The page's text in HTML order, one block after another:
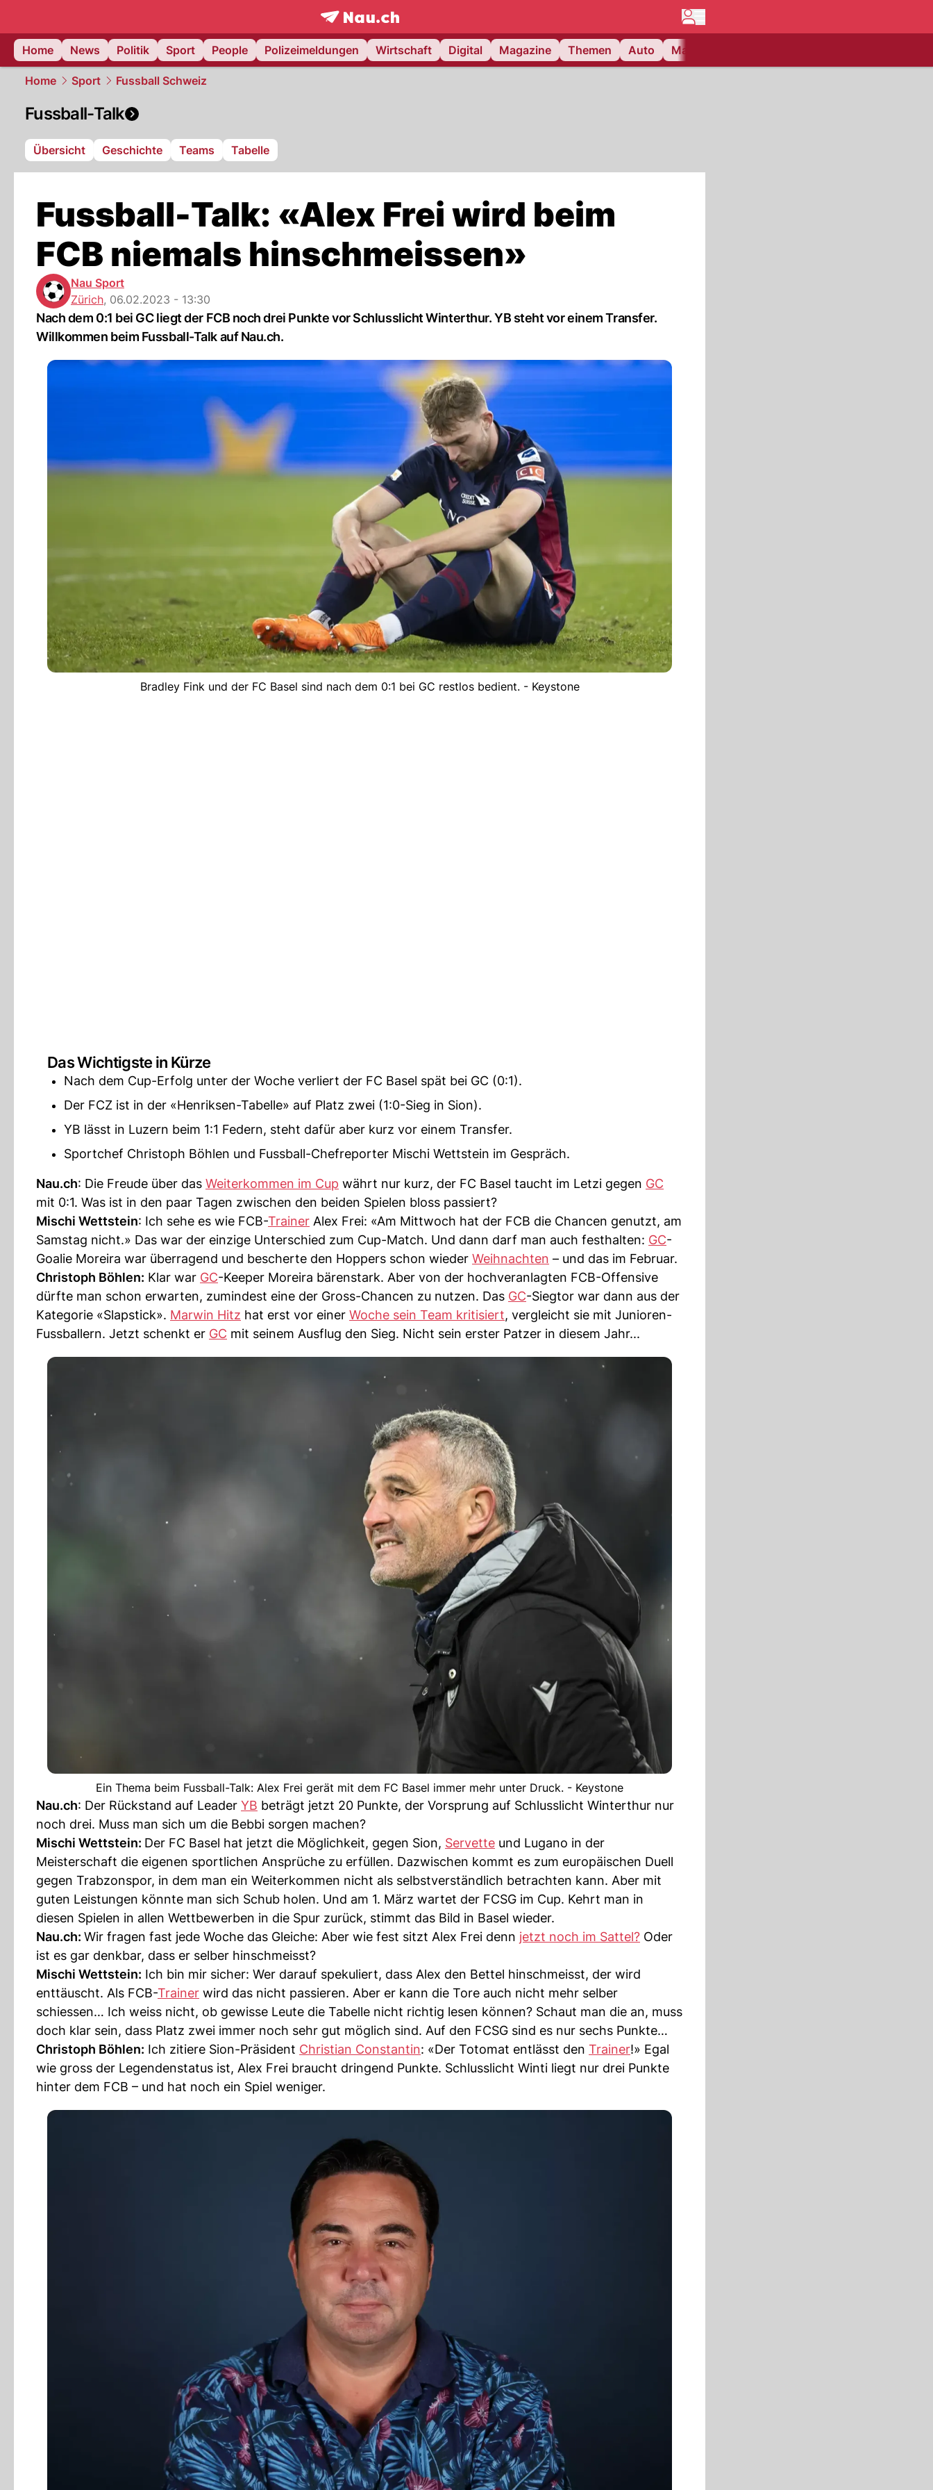
frontpage.NAU.ch
Home
News Politik Sport People Polizeimeldungen Wirtschaft Digital Magazine Themen Auto Matchcenter
Home Sport Fussball Schweiz
Fussball-Talk
Übersicht Geschichte Teams Tabelle
Fussball-Talk: «Alex Frei wird beim
FCB niemals hinschmeissen»
Nau Sport
Zürich, 06.02.2023 - 13:30
Nach dem 0:1 bei GC liegt der FCB noch drei Punkte vor Schlusslicht Winterthur. YB steht vor einem Transfer.
Willkommen beim Fussball-Talk auf Nau.ch.
Bradley Fink und der FC Basel sind nach dem 0:1 bei GC restlos bedient. - Keystone
Das Wichtigste in Kürze
Nach dem Cup-Erfolg unter der Woche verliert der FC Basel spät bei GC (0:1).
Der FCZ ist in der «Henriksen-Tabelle» auf Platz zwei (1:0-Sieg in Sion).
YB lässt in Luzern beim 1:1 Federn, steht dafür aber kurz vor einem Transfer.
Sportchef Christoph Böhlen und Fussball-Chefreporter Mischi Wettstein im Gespräch.
Nau.ch: Die Freude über das Weiterkommen im Cup währt nur kurz, der FC Basel taucht im Letzi gegen GC
mit 0:1. Was ist in den paar Tagen zwischen den beiden Spielen bloss passiert?
Mischi Wettstein: Ich sehe es wie FCB-Trainer Alex Frei: «Am Mittwoch hat der FCB die Chancen genutzt, am
Samstag nicht.» Das war der einzige Unterschied zum Cup-Match. Und dann darf man auch festhalten: GC-
Goalie Moreira war überragend und bescherte den Hoppers schon wieder Weihnachten – und das im Februar.
Christoph Böhlen: Klar war GC-Keeper Moreira bärenstark. Aber von der hochveranlagten FCB-Offensive
dürfte man schon erwarten, zumindest eine der Gross-Chancen zu nutzen. Das GC-Siegtor war dann aus der
Kategorie «Slapstick». Marwin Hitz hat erst vor einer Woche sein Team kritisiert, vergleicht sie mit Junioren-
Fussballern. Jetzt schenkt er GC mit seinem Ausflug den Sieg. Nicht sein erster Patzer in diesem Jahr...
Ein Thema beim Fussball-Talk: Alex Frei gerät mit dem FC Basel immer mehr unter Druck. - Keystone
Nau.ch: Der Rückstand auf Leader YB beträgt jetzt 20 Punkte, der Vorsprung auf Schlusslicht Winterthur nur
noch drei. Muss man sich um die Bebbi sorgen machen?
Mischi Wettstein: Der FC Basel hat jetzt die Möglichkeit, gegen Sion, Servette und Lugano in der
Meisterschaft die eigenen sportlichen Ansprüche zu erfüllen. Dazwischen kommt es zum europäischen Duell
gegen Trabzonspor, in dem man ein Weiterkommen nicht als selbstverständlich betrachten kann. Aber mit
guten Leistungen könnte man sich Schub holen. Und am 1. März wartet der FCSG im Cup. Kehrt man in
diesen Spielen in allen Wettbewerben in die Spur zurück, stimmt das Bild in Basel wieder.
Nau.ch: Wir fragen fast jede Woche das Gleiche: Aber wie fest sitzt Alex Frei denn jetzt noch im Sattel? Oder
ist es gar denkbar, dass er selber hinschmeisst?
Mischi Wettstein: Ich bin mir sicher: Wer darauf spekuliert, dass Alex den Bettel hinschmeisst, der wird
enttäuscht. Als FCB-Trainer wird das nicht passieren. Aber er kann die Tore auch nicht mehr selber
schiessen… Ich weiss nicht, ob gewisse Leute die Tabelle nicht richtig lesen können? Schaut man die an, muss
doch klar sein, dass Platz zwei immer noch sehr gut möglich sind. Auf den FCSG sind es nur sechs Punkte…
Christoph Böhlen: Ich zitiere Sion-Präsident Christian Constantin: «Der Totomat entlässt den Trainer!» Egal
wie gross der Legendenstatus ist, Alex Frei braucht dringend Punkte. Schlusslicht Winti liegt nur drei Punkte
hinter dem FCB – und hat noch ein Spiel weniger.